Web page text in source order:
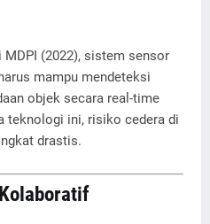
MDPI (2022), sistem sensor
mampu mendeteksi
objek secara real-time
teknologi ini, risiko cedera di
drastis.